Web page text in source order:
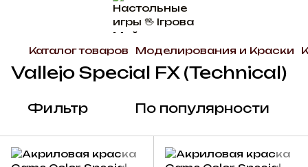
Каталог товаров Моделирования и Краски
Vallejo Special FX (Technical)
Фильтр По популярности